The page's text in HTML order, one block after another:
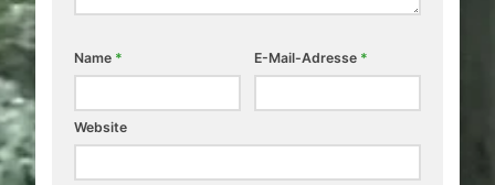
Name * E-Mail-Adresse *
Website